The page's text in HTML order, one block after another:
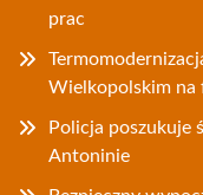
prac
Wielkopolskim na
Policja poszukuje
Antoninie